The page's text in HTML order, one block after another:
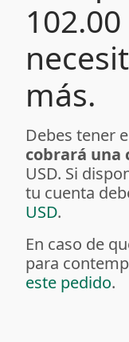
102.00
más.
Debes tener
cobrará una
USD. Si
tu cuenta
USD.
En caso de
para
este pedido.